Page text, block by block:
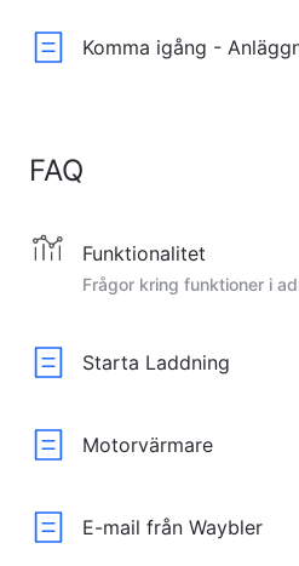
Komma igång -
FAQ
Funktionalitet
Frågor kring funktioner i
Starta Laddning
Motorvärmare
E-mail från Waybler